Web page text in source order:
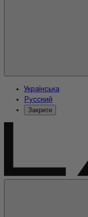
Українська
Русский
Закрити